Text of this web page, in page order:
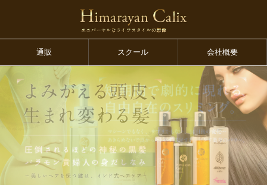
通販 スクール 会社概要